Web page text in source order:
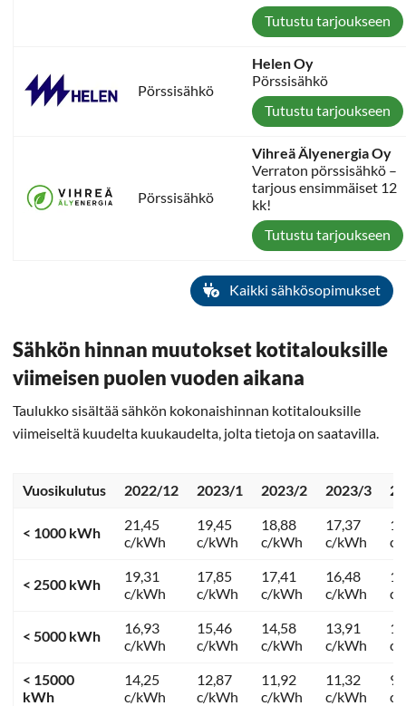
Tutustu tarjoukseen
Pörssisähkö
Helen Oy
Pörssisähkö
Tutustu tarjoukseen
Pörssisähkö
Vihreä Älyenergia Oy
Verraton pörssisähkö –
tarjous ensimmäiset 12
kk!
Tutustu tarjoukseen
Kaikki sähkösopimukset
Sähkön hinnan muutokset kotitalouksille
viimeisen puolen vuoden aikana
Taulukko sisältää sähkön kokonaishinnan kotitalouksille
viimeiseltä kuudelta kuukaudelta, jolta tietoja on saatavilla.
Vuosikulutus 2022/12 2023/1 2023/2 2023/3
< 1000 kWh
21,45
c/kWh
19,45
c/kWh
18,88
c/kWh
17,37
c/kWh
c/
< 2500 kWh
19,31
c/kWh
17,85
c/kWh
17,41
c/kWh
16,48
c/kWh
c/
< 5000 kWh
16,93
c/kWh
15,46
c/kWh
14,58
c/kWh
13,91
c/kWh
c/
< 15000
kWh
14,25
c/kWh
12,87
c/kWh
11,92
c/kWh
11,32
c/kWh
c/